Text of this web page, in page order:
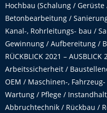
Hochbau (Schalung / Gerüste
Betonbearbeitung /
Kanal-, Rohrleitungs- bau /
Gewinnung / Aufbereitung /
RÜCKBLICK 2021 – AUSBLICK
Arbeitssicherheit /
OEM / Maschinen-,
Wartung / Pflege /
Abbruchtechnik / Rückbau /